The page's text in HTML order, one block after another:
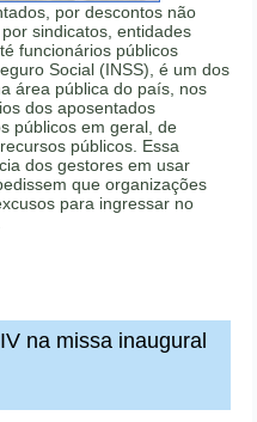
por descontos não
sindicatos, entidades
funcionários públicos
Social (INSS), é um dos
área pública do país, nos
dos aposentados
públicos em geral, de
públicos. Essa
dos gestores em usar
que organizações
para ingressar no
na missa inaugural